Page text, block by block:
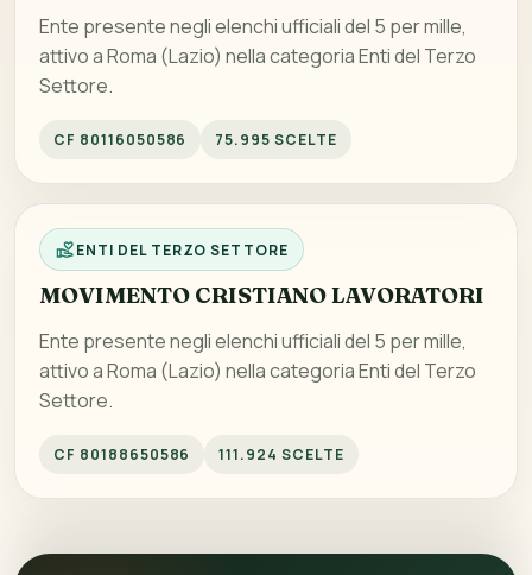
Ente presente negli elenchi ufficiali del 5 per mille,
attivo a Roma (Lazio) nella categoria Enti del Terzo
Settore.
CF 80116050586 75.995 SCELTE
ENTI DEL TERZO SETTORE
MOVIMENTO CRISTIANO LAVORATORI
Ente presente negli elenchi ufficiali del 5 per mille,
attivo a Roma (Lazio) nella categoria Enti del Terzo
Settore.
CF 80188650586 111.924 SCELTE